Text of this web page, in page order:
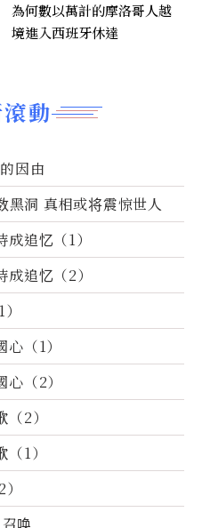
動
因由
黑洞 真相或将震惊世人
追忆（1）
追忆（2）
（1）
（2）
2）
1）
為何數以萬計的摩洛哥人越
境進入西班牙休達